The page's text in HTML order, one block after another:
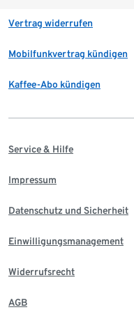
Vertrag widerrufen
Mobilfunkvertrag kündigen
Kaffee-Abo kündigen
Service & Hilfe
Impressum
Datenschutz und Sicherheit
Einwilligungsmanagement
Widerrufsrecht
AGB